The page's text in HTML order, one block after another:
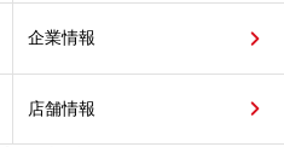
企業情報
店舗情報